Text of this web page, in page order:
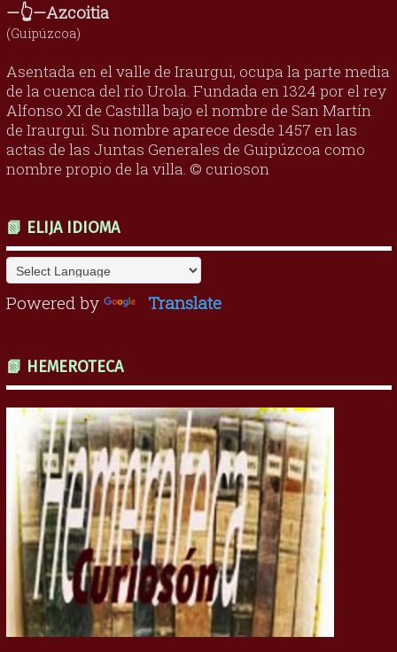
—👆—Azcoitia
(Guipúzcoa)
Asentada en el valle de Iraurgui, ocupa la parte media
de la cuenca del río Urola. Fundada en 1324 por el rey
Alfonso XI de Castilla bajo el nombre de San Martín
de Iraurgui. Su nombre aparece desde 1457 en las
actas de las Juntas Generales de Guipúzcoa como
nombre propio de la villa. © curioson
📗 ELIJA IDIOMA
Powered by Translate
📗 HEMEROTECA